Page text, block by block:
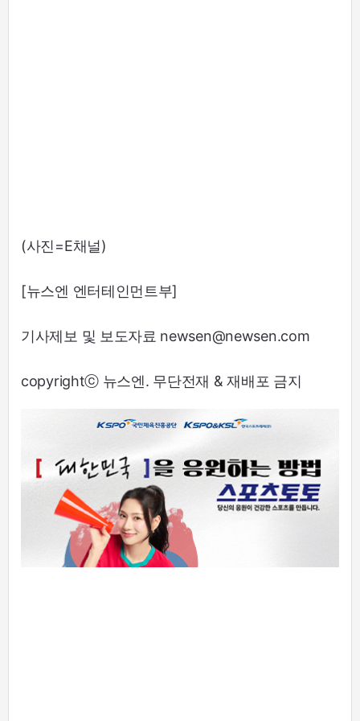
(사진=E채널)
[뉴스엔 엔터테인먼트부]
기사제보 및 보도자료 newsen@newsen.com
copyrightⓒ 뉴스엔. 무단전재 & 재배포 금지